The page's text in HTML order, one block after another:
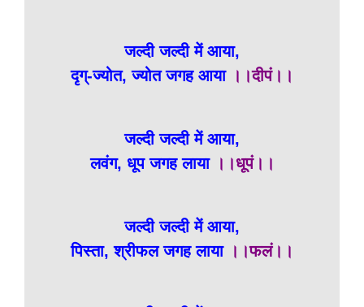
जल्दी जल्दी में आया,
दृग्-ज्योत, ज्योत जगह आया ।।दीपं।।
जल्दी जल्दी में आया,
लवंग, धूप जगह लाया ।।धूपं।।
जल्दी जल्दी में आया,
पिस्ता, श्रीफल जगह लाया ।।फलं।।